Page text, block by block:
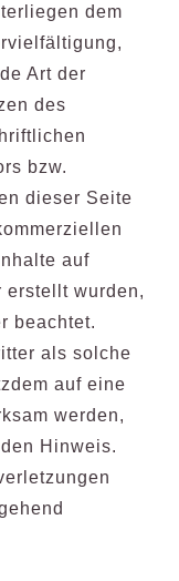
dem
Art der
des
bzw.
dieser Seite
auf
erstellt wurden,
beachtet.
als solche
auf eine
werden,
Hinweis.